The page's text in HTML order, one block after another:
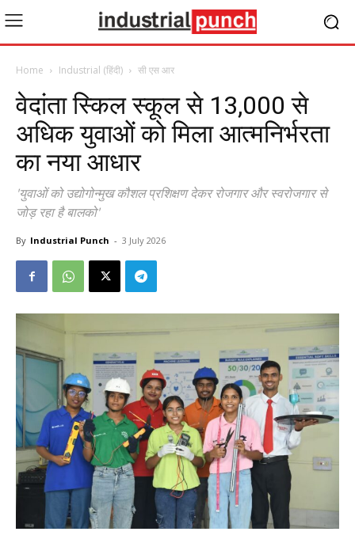
Home Industrial (हिंदी) सी एस आर
वेदांता स्किल स्कूल से 13,000 से
अधिक युवाओं को मिला आत्मनिर्भरता
का नया आधार
'युवाओं को उद्योगोन्मुख कौशल प्रशिक्षण देकर रोजगार और स्वरोजगार से
जोड़ रहा है बालको'
By Industrial Punch - 3 July 2026